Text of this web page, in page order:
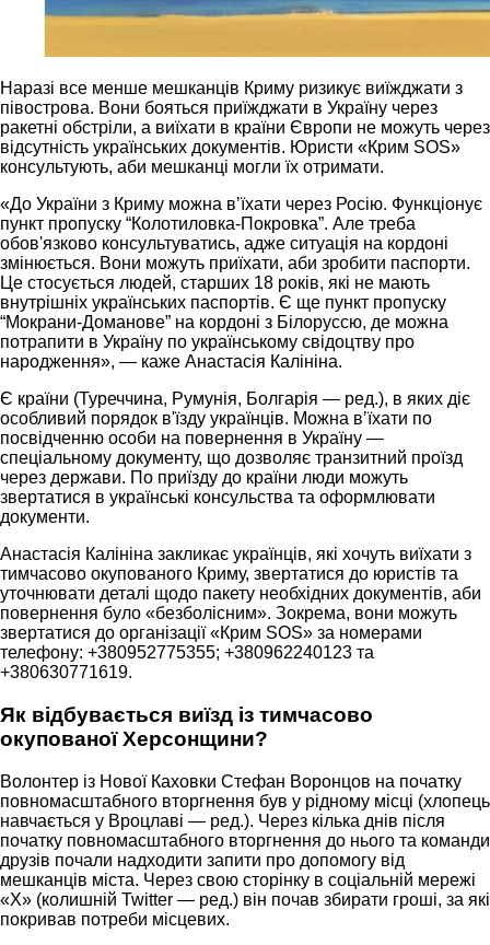
Наразі все менше мешканців Криму ризикує виїжджати з
півострова. Вони бояться приїжджати в Україну через
ракетні обстріли, а виїхати в країни Європи не можуть через
відсутність українських документів. Юристи «Крим SOS»
консультують, аби мешканці могли їх отримати.
«До України з Криму можна вʼїхати через Росію. Функціонує
пункт пропуску “Колотиловка-Покровка”. Але треба
обов'язково консультуватись, адже ситуація на кордоні
змінюється. Вони можуть приїхати, аби зробити паспорти.
Це стосується людей, старших 18 років, які не мають
внутрішніх українських паспортів. Є ще пункт пропуску
“Мокрани-Доманове” на кордоні з Білоруссю, де можна
потрапити в Україну по українському свідоцтву про
народження», — каже Анастасія Калініна.
Є країни (Туреччина, Румунія, Болгарія — ред.), в яких діє
особливий порядок в'їзду українців. Можна вʼїхати по
посвідченню особи на повернення в Україну —
спеціальному документу, що дозволяє транзитний проїзд
через держави. По приїзду до країни люди можуть
звертатися в українські консульства та оформлювати
документи.
Анастасія Калініна закликає українців, які хочуть виїхати з
тимчасово окупованого Криму, звертатися до юристів та
уточнювати деталі щодо пакету необхідних документів, аби
повернення було «безболісним». Зокрема, вони можуть
звертатися до організації «Крим SOS» за номерами
телефону: +380952775355; +380962240123 та
+380630771619.
Як відбувається виїзд із тимчасово
окупованої Херсонщини?
Волонтер із Нової Каховки Стефан Воронцов на початку
повномасштабного вторгнення був у рідному місці (хлопець
навчається у Вроцлаві — ред.). Через кілька днів після
початку повномасштабного вторгнення до нього та команди
друзів почали надходити запити про допомогу від
мешканців міста. Через свою сторінку в соціальній мережі
«X» (колишній Twitter — ред.) він почав збирати гроші, за які
покривав потреби місцевих.